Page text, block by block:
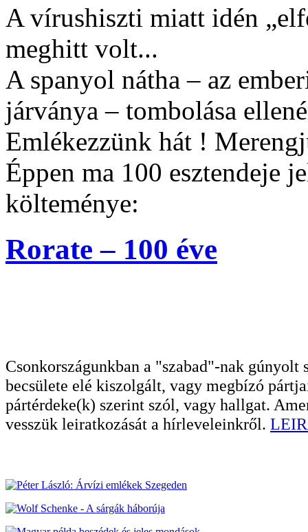
A vírushiszti miatt idén
meghitt volt...
A spanyol nátha – az
járványa – tombolása
Emlékezzünk hát !
Éppen ma 100 esztendeje
költeménye:
Rorate – 100 éve
Csonkországunkban a "szabad"-nak
becsülete elé kiszolgált, vagy megbízó
pártérdeke(k) szerint szól, vagy hallgat.
vesszük leiratkozását a hírleveleinkről.